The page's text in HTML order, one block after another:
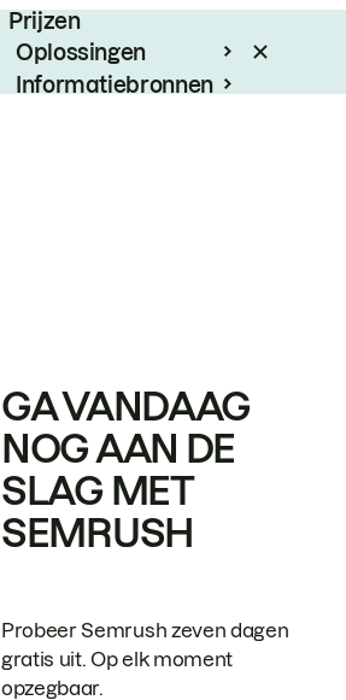
Prijzen
Oplossingen
Informatiebronnen
GA VANDAAG
NOG AAN DE
SLAG MET
SEMRUSH
Probeer Semrush zeven dagen
gratis uit. Op elk moment
opzegbaar.